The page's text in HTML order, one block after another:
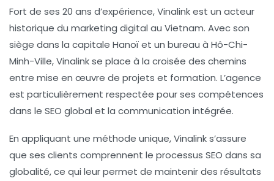
Fort de ses 20 ans d’expérience, Vinalink est un acteur
historique du marketing digital au Vietnam. Avec son
siège dans la capitale Hanoïet un bureau à Hô-Chi-
Minh-Ville, Vinalink se place à la croisée des chemins
entre mise en œuvre de projets et formation. L’agence
est particulièrement respectée pour ses compétences
dans le SEO global et la communication intégrée.
En appliquant une méthode unique, Vinalink s’assure
que ses clients comprennent le processus SEO dans sa
globalité, ce qui leur permet de maintenir des résultats